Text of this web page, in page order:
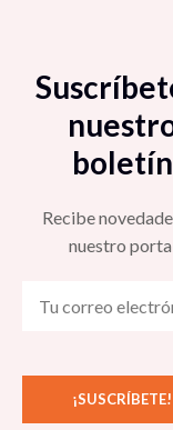
boletín
Recibe
nuestro